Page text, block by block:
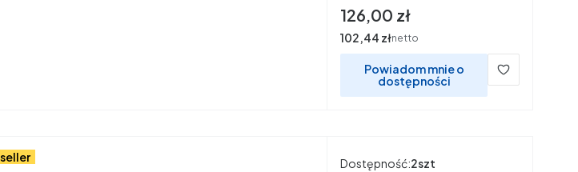
Cena
126,00 zł
Cena
102,44 złnetto
Powiadom mnie o
dostępności
Dostępność:2szt